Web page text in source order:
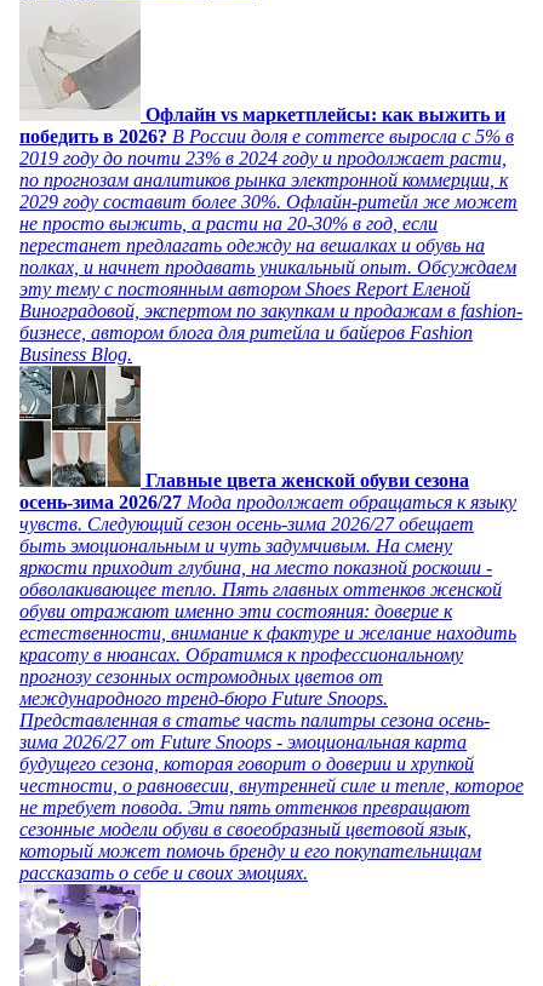
Офлайн vs маркетплейсы: как выжить и
победить в 2026? В России доля e commerce выросла с 5% в
2019 году до почти 23% в 2024 году и продолжает расти,
по прогнозам аналитиков рынка электронной коммерции, к
2029 году составит более 30%. Офлайн-ритейл же может
не просто выжить, а расти на 20-30% в год, если
перестанет предлагать одежду на вешалках и обувь на
полках, и начнет продавать уникальный опыт. Обсуждаем
эту тему с постоянным автором Shoes Report Еленой
Виноградовой, экспертом по закупкам и продажам в fashion-
бизнесе, автором блога для ритейла и байеров Fashion
Business Blog.
Главные цвета женской обуви сезона
осень-зима 2026/27 Мода продолжает обращаться к языку
чувств. Следующий сезон осень-зима 2026/27 обещает
быть эмоциональным и чуть задумчивым. На смену
яркости приходит глубина, на место показной роскоши -
обволакивающее тепло. Пять главных оттенков женской
обуви отражают именно эти состояния: доверие к
естественности, внимание к фактуре и желание находить
красоту в нюансах. Обратимся к профессиональному
прогнозу сезонных остромодных цветов от
международного тренд-бюро Future Snoops.
Представленная в статье часть палитры сезона осень-
зима 2026/27 от Future Snoops - эмоциональная карта
будущего сезона, которая говорит о доверии и хрупкой
честности, о равновесии, внутренней силе и тепле, которое
не требует повода. Эти пять оттенков превращают
сезонные модели обуви в своеобразный цветовой язык,
который может помочь бренду и его покупательницам
рассказать о себе и своих эмоциях.